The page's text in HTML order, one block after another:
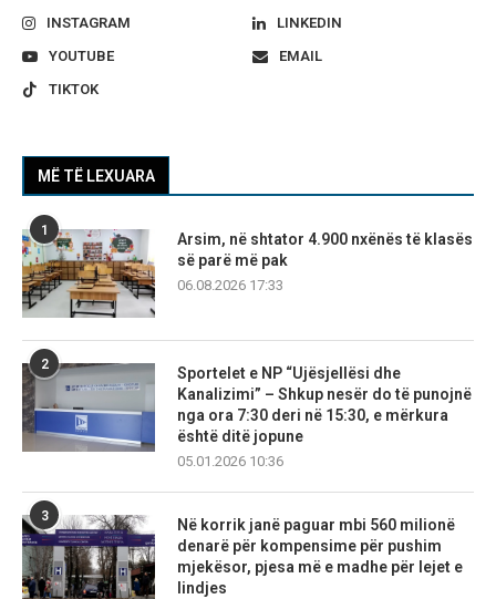
INSTAGRAM
LINKEDIN
YOUTUBE
EMAIL
TIKTOK
MË TË LEXUARA
1
Arsim, në shtator 4.900 nxënës të klasës
së parë më pak
06.08.2026 17:33
2
Sportelet e NP “Ujësjellësi dhe
Kanalizimi” – Shkup nesër do të punojnë
nga ora 7:30 deri në 15:30, e mërkura
është ditë jopune
05.01.2026 10:36
3
Në korrik janë paguar mbi 560 milionë
denarë për kompensime për pushim
mjekësor, pjesa më e madhe për lejet e
lindjes